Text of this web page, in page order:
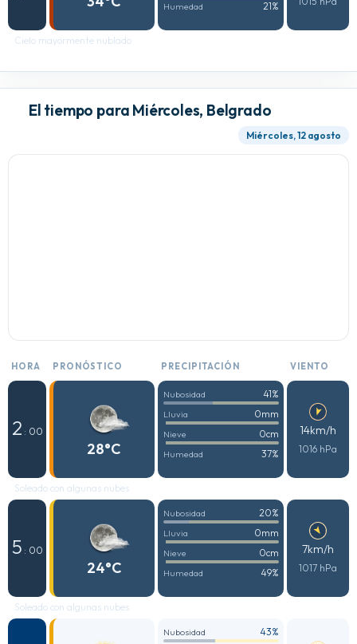
Humedad 21%
Cielo mayormente nublado
El tiempo para Miércoles, Belgrado
Miércoles, 12 agosto
HORA PRONÓSTICO PRECIPITACIÓN VIENTO
2 : 00
28°C
Nubosidad 41%
Lluvia 0mm
Nieve 0cm
Humedad 37%
14km/h
1016 hPa
Soleado con algunas nubes
5 : 00
24°C
Nubosidad 20%
Lluvia 0mm
Nieve 0cm
Humedad 49%
7km/h
1017 hPa
Soleado con algunas nubes
Nubosidad 43%